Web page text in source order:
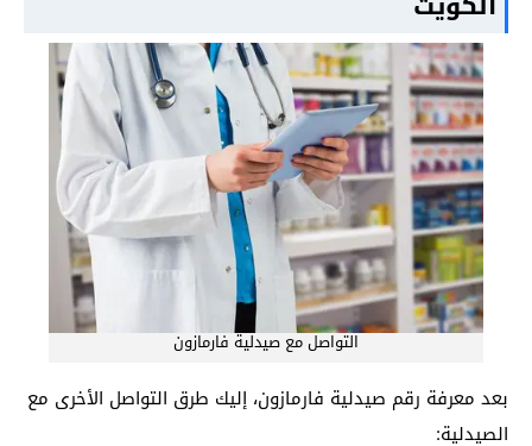
التواصل مع صيدلية فارمازون
بعد معرفة رقم صيدلية فارمازون، إليك طرق التواصل الأخرى مع
الصيدلية: